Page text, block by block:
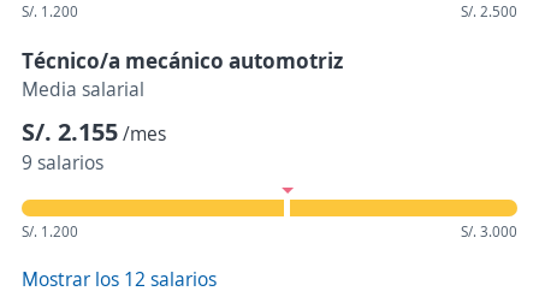
S/. 1.200 S/. 2.500
Técnico/a mecánico automotriz
Media salarial
S/. 2.155/mes
9 salarios
S/. 1.200 S/. 3.000
Mostrar los 12 salarios